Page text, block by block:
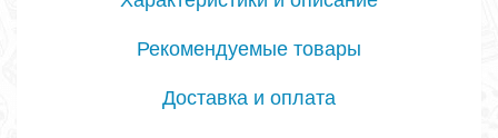
Рекомендуемые товары
Доставка и оплата